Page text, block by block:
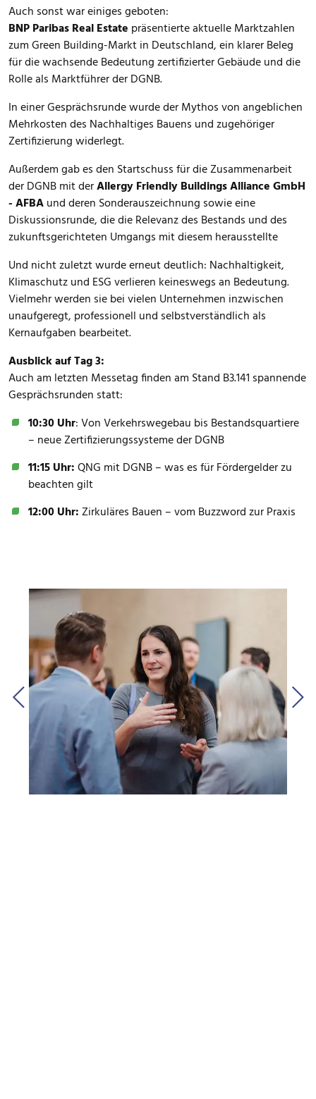
Auch sonst war einiges geboten:
BNP Paribas Real Estate präsentierte aktuelle Marktzahlen
zum Green Building-Markt in Deutschland, ein klarer Beleg
für die wachsende Bedeutung zertifizierter Gebäude und die
Rolle als Marktführer der DGNB.
In einer Gesprächsrunde wurde der Mythos von angeblichen
Mehrkosten des Nachhaltiges Bauens und zugehöriger
Zertifizierung widerlegt.
Außerdem gab es den Startschuss für die Zusammenarbeit
der DGNB mit derAllergy Friendly Buildings Alliance GmbH
- AFBAund deren Sonderauszeichnung sowie eine
Diskussionsrunde, die die Relevanz des Bestands und des
zukunftsgerichteten Umgangs mit diesem herausstellte
Und nicht zuletzt wurde erneut deutlich: Nachhaltigkeit,
Klimaschutz und ESG verlieren keineswegs an Bedeutung.
Vielmehr werden sie bei vielen Unternehmen inzwischen
unaufgeregt, professionell und selbstverständlich als
Kernaufgaben bearbeitet.
Ausblick auf Tag 3:
Auch am letzten Messetag finden am Stand B3.141 spannende
Gesprächsrunden statt:
10:30 Uhr: Von Verkehrswegebau bis Bestandsquartiere
– neue Zertifizierungssysteme der DGNB
11:15 Uhr:QNG mit DGNB – was es für Fördergelder zu
beachten gilt
12:00 Uhr:Zirkuläres Bauen – vom Buzzword zur Praxis